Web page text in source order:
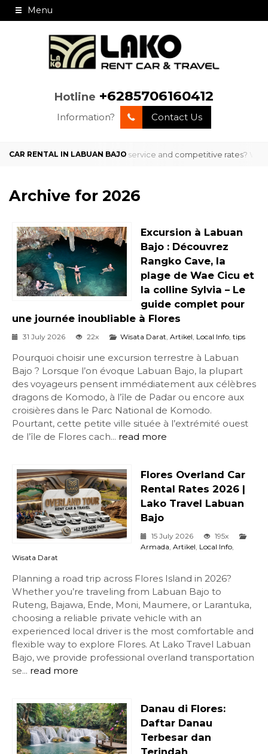
Menu
Hotline +6285706160412
Information? Contact Us
Bajo with professional service and competitive rates? We
Archive for 2026
Excursion à Labuan
Bajo : Découvrez
Rangko Cave, la
plage de Wae Cicu et
la colline Sylvia – Le
guide complet pour
une journée inoubliable à Flores
31 July 2026 22x Wisata Darat, Artikel, Local Info, tips
Pourquoi choisir une excursion terrestre à Labuan
Bajo ? Lorsque l’on évoque Labuan Bajo, la plupart
des voyageurs pensent immédiatement aux célèbres
dragons de Komodo, à l’île de Padar ou encore aux
croisières dans le Parc National de Komodo.
Pourtant, cette petite ville située à l’extrémité ouest
de l’île de Flores cach... read more
Flores Overland Car
Rental Rates 2026 |
Lako Travel Labuan
Bajo
15 July 2026
195x
Armada, Artikel, Local Info,
Wisata Darat
Planning a road trip across Flores Island in 2026?
Whether you’re traveling from Labuan Bajo to
Ruteng, Bajawa, Ende, Moni, Maumere, or Larantuka,
choosing a reliable private vehicle with an
experienced local driver is the most comfortable and
flexible way to explore Flores. At Lako Travel Labuan
Bajo, we provide professional overland transportation
se... read more
Danau di Flores:
Daftar Danau
Terbesar dan